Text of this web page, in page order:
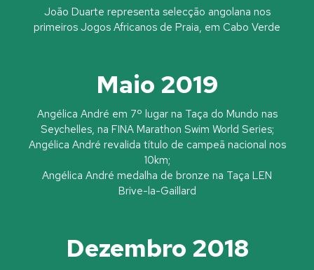
João Duarte representa selecção angolana nos
primeiros Jogos Africanos de Praia, em Cabo Verde
Maio 2019
Angélica André em 7º lugar na Taça do Mundo nas
Seychelles, na FINA Marathon Swim World Series;
Angélica André revalida título de campeã nacional nos
10km;
Angélica André medalha de bronze na Taça LEN
Brive-la-Gaillard
Dezembro 2018